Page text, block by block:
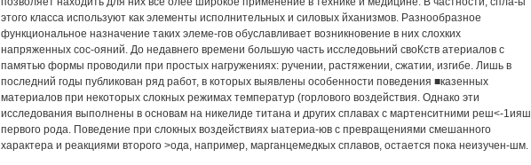
этого класса используют как элементы исполнительных и силовых йханизмов. Разнообразное
функциональное назначение таких элеме-гов обуславливает возникновение в них слохких
напряженных сос-ояний. До недавнего времени большую часть исследовьний своКств атериалов с
памятью формы проводили при простых нагружениях: ручении, растяжении, сжатии, изгибе. Лишь в
последний годы публикован ряд работ, в которых выявлены особенности поведения ■казенных
материалов при некоторых слокных режимах температур (горлового воздействия. Однако эти
исследования выполнены в основам на никелиде титана и других сплавах с мартенситними реш<-1ияш
первого рода. Поведение при слокных воздействиях ыатериа-юв с превращениями смешанного
характера и реакциями второго >ода, например, марганцемедкых сплавов, остается пока неизучен-шм.